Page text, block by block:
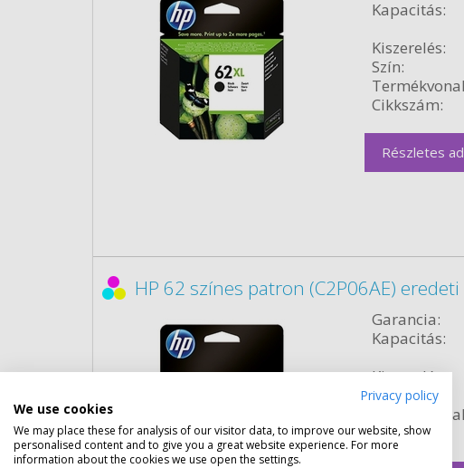
Kapacitás:
Kiszerelés:
Szín:
Cikkszám:
Részletes
HP 62 színes patron (C2P06AE) eredeti
Garancia:
Kapacitás:
Kiszerelés:
Szín:
Cikkszám:
Privacy policy
We use cookies
We may place these for analysis of our visitor data, to improve our website, show
personalised content and to give you a great website experience. For more
information about the cookies we use open the settings.